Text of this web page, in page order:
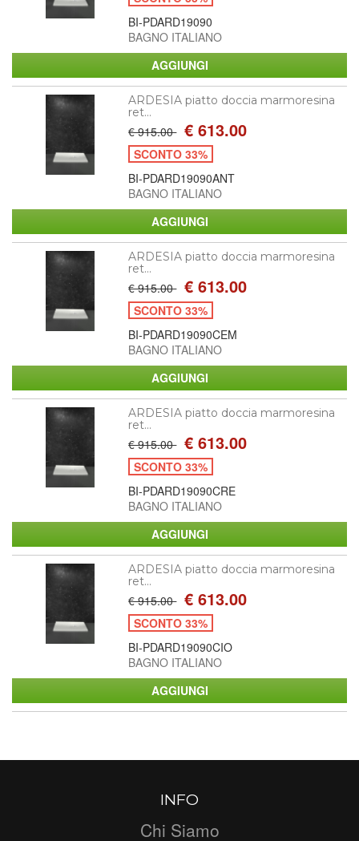
BI-PDARD19090
BAGNO ITALIANO
ARDESIA piatto doccia marmoresina
ret...
€ 915.00 € 613.00
SCONTO 33%
BI-PDARD19090ANT
BAGNO ITALIANO
ARDESIA piatto doccia marmoresina
ret...
€ 915.00 € 613.00
SCONTO 33%
BI-PDARD19090CEM
BAGNO ITALIANO
ARDESIA piatto doccia marmoresina
ret...
€ 915.00 € 613.00
SCONTO 33%
BI-PDARD19090CRE
BAGNO ITALIANO
ARDESIA piatto doccia marmoresina
ret...
€ 915.00 € 613.00
SCONTO 33%
BI-PDARD19090CIO
BAGNO ITALIANO
INFO
Chi Siamo